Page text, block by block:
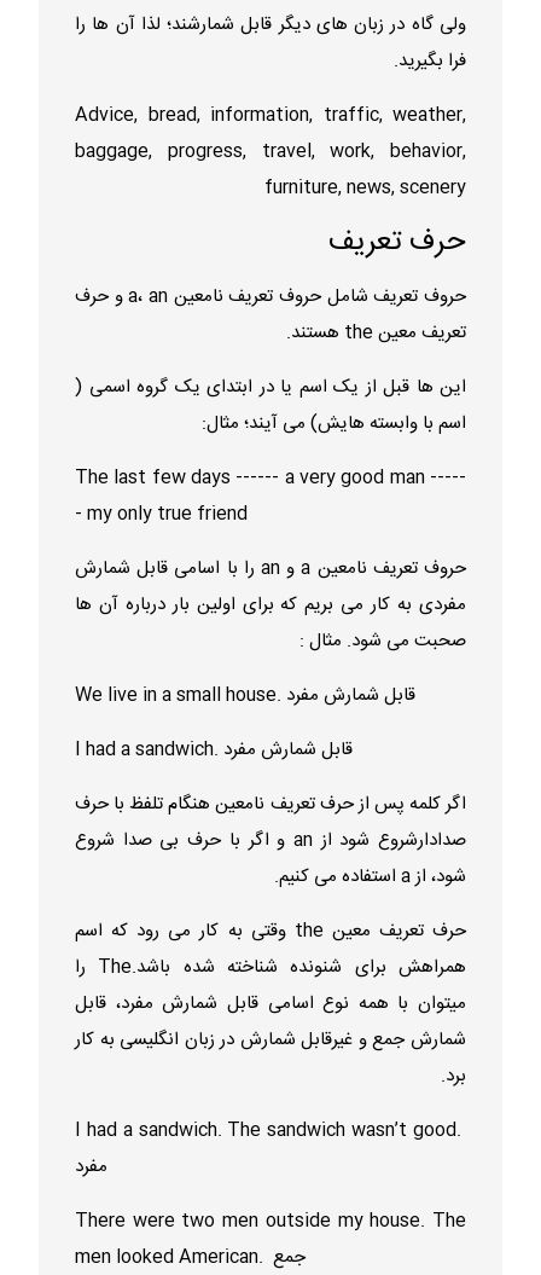
ولی گاه در زبان های دیگر قابل شمارشند؛ لذا آن ها را
فرا بگیرید.
Advice, bread, information, traffic, weather,
baggage, progress, travel, work, behavior,
furniture, news, scenery
حرف تعریف
حروف تعریف شامل حروف تعریف نامعین a، an و حرف
تعریف معین the هستند.
این ها قبل از یک اسم یا در ابتدای یک گروه اسمی (
اسم با وابسته هایش) می آیند؛ مثال:
The last few days ------ a very good man -----
- my only true friend
حروف تعریف نامعین a و an را با اسامی قابل شمارش
مفردی به کار می بریم که برای اولین بار درباره آن ها
صحبت می شود. مثال :
We live in a small house. قابل شمارش مفرد
I had a sandwich. قابل شمارش مفرد
اگر کلمه پس از حرف تعریف نامعین هنگام تلفظ با حرف
صدادارشروع شود از an و اگر با حرف بی صدا شروع
شود، از a استفاده می کنیم.
حرف تعریف معین the وقتی به کار می رود که اسم
همراهش برای شنونده شناخته شده باشد.The را
میتوان با همه نوع اسامی قابل شمارش مفرد، قابل
شمارش جمع و غیرقابل شمارش در زبان انگلیسی به کار
برد.
I had a sandwich. The sandwich wasn’t good.
مفرد
There were two men outside my house. The
men looked American. جمع